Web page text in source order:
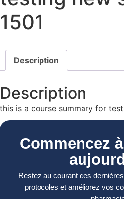
1501
Description
Description
this is a course summary for
Commencez
Restez au courant des
protocoles et améliorez vos